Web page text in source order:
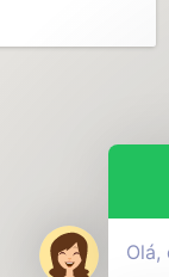
Olá,